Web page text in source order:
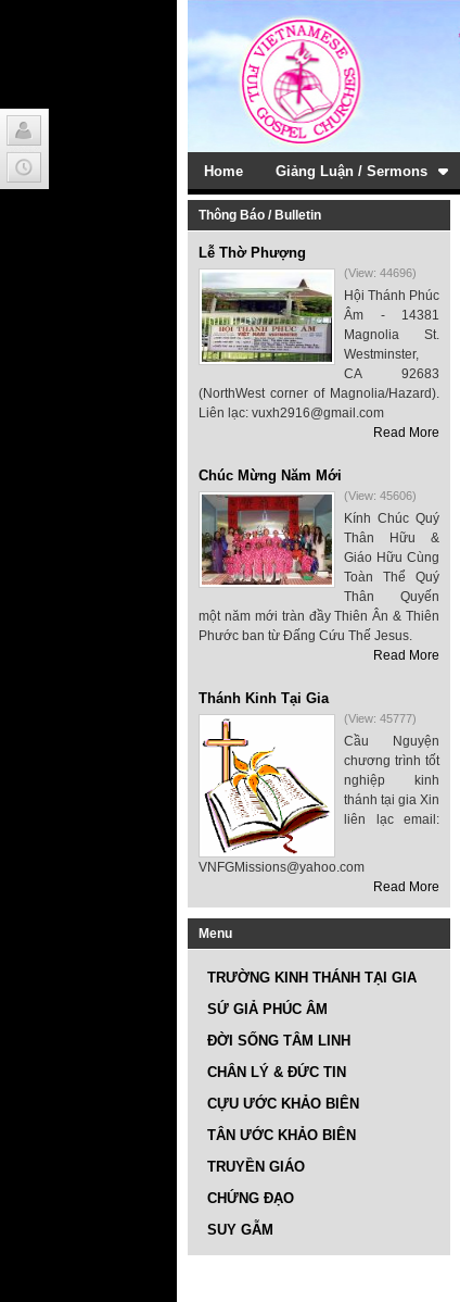
Home Giảng Luận / Sermons
Thông Báo / Bulletin
Lễ Thờ Phượng
(View: 44696)
Hội Thánh Phúc
Âm - 14381
Magnolia St.
Westminster,
CA 92683
(NorthWest corner of Magnolia/Hazard).
Liên lạc: vuxh2916@gmail.com
Read More
Chúc Mừng Năm Mới
(View: 45606)
Kính Chúc Quý
Thân Hữu &
Giáo Hữu Cùng
Toàn Thể Quý
Thân Quyến
một năm mới tràn đầy Thiên Ân & Thiên
Phước ban từ Đấng Cứu Thế Jesus.
Read More
Thánh Kinh Tại Gia
(View: 45777)
Cầu Nguyện
chương trình tốt
nghiệp kinh
thánh tại gia Xin
liên lạc email:
VNFGMissions@yahoo.com
Read More
Menu
TRƯỜNG KINH THÁNH TẠI GIA
SỨ GIẢ PHÚC ÂM
ĐỜI SỐNG TÂM LINH
CHÂN LÝ & ĐỨC TIN
CỰU ƯỚC KHẢO BIÊN
TÂN ƯỚC KHẢO BIÊN
TRUYỀN GIÁO
CHỨNG ĐẠO
SUY GẪM